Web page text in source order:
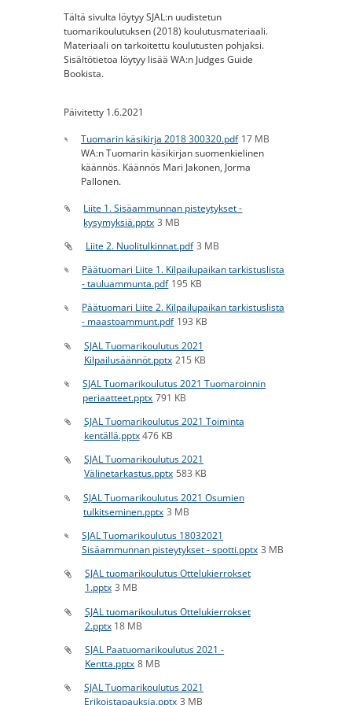
Tältä sivulta löytyy SJAL:n uudistetun
tuomarikoulutuksen (2018) koulutusmateriaali.
Materiaali on tarkoitettu koulutusten pohjaksi.
Sisältötietoa löytyy lisää WA:n Judges Guide
Bookista.
Päivitetty 1.6.2021
Tuomarin käsikirja 2018 300320.pdf 17 MB
WA:n Tuomarin käsikirjan suomenkielinen
käännös. Käännös Mari Jakonen, Jorma
Pallonen.
Liite 1. Sisäammunnan pisteytykset -
kysymyksiä.pptx 3 MB
Liite 2. Nuolitulkinnat.pdf 3 MB
Päätuomari Liite 1. Kilpailupaikan tarkistuslista
- tauluammunta.pdf 195 KB
Päätuomari Liite 2. Kilpailupaikan tarkistuslista
- maastoammunt.pdf 193 KB
SJAL Tuomarikoulutus 2021
Kilpailusäännöt.pptx 215 KB
SJAL Tuomarikoulutus 2021 Tuomaroinnin
periaatteet.pptx 791 KB
SJAL Tuomarikoulutus 2021 Toiminta
kentällä.pptx 476 KB
SJAL Tuomarikoulutus 2021
Välinetarkastus.pptx 583 KB
SJAL Tuomarikoulutus 2021 Osumien
tulkitseminen.pptx 3 MB
SJAL Tuomarikoulutus 18032021
Sisäammunnan pisteytykset - spotti.pptx 3 MB
SJAL tuomarikoulutus Ottelukierrokset
1.pptx 3 MB
SJAL tuomarikoulutus Ottelukierrokset
2.pptx 18 MB
SJAL Paatuomarikoulutus 2021 -
Kentta.pptx 8 MB
SJAL Tuomarikoulutus 2021
Erikoistapauksia.pptx 3 MB